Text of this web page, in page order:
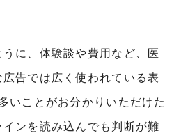
に、体験談や費用など、医
告では広く使われている表
いことがお分かりいただけた
ンを読み込んでも判断が難